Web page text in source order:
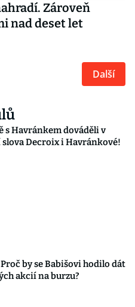
Zároveň
nad deset let
Další
s Havránkem dováděli v
slova Decroix i Havránkové!
by se Babišovi hodilo dát
akcií na burzu?